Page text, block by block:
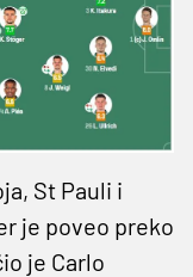
St Pauli i
je poveo preko
je Carlo